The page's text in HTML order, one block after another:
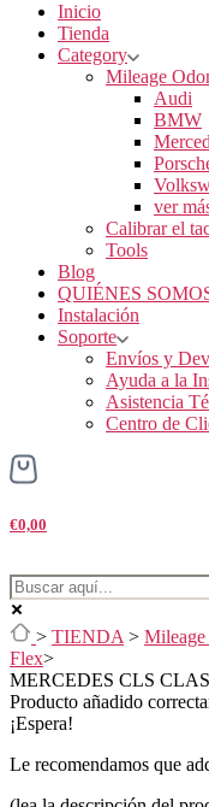
Inicio
Tienda
Category
Mileage
Audi
BMW
ver
Calibrar el
Tools
Blog
QUIÉNES
Instalación
Soporte
Envíos y
Ayuda a la
Asistencia
Centro de
€0,00
> TIENDA >
Flex>
MERCEDES CLS
Producto añadido
¡Espera!
Le recomendamos que